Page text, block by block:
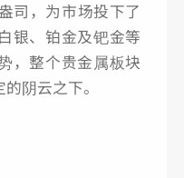
司，为市场投下了
银、铂金及钯金等
，整个贵金属板块
阴云之下。